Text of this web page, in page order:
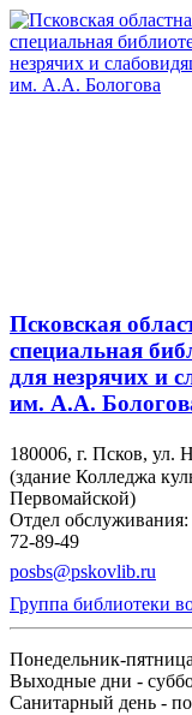
Псковская
специальная
для незрячих и
им. А.А.
180006, г. Псков, ул.
(здание Колледжа
Первомайской)
Отдел обслуживания:
72-89-49
posbs@pskovlib.ru
Группа библиотеки
Понедельник-
Выходные дни -
Санитарный день -